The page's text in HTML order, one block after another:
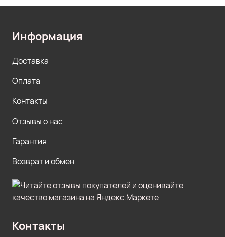
Информация
Доставка
Оплата
Контакты
Отзывы о нас
Гарантия
Возврат и обмен
Контакты